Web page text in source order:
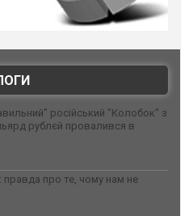
російський "Колобок" з
рублєй провалився в
правда про те, чому нам не